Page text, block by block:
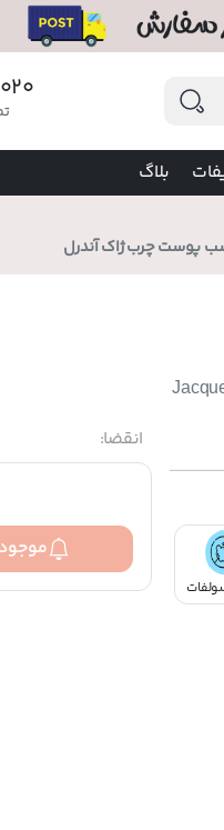
بلاگ
پوست چرب ژاک آندرل
انقضا: